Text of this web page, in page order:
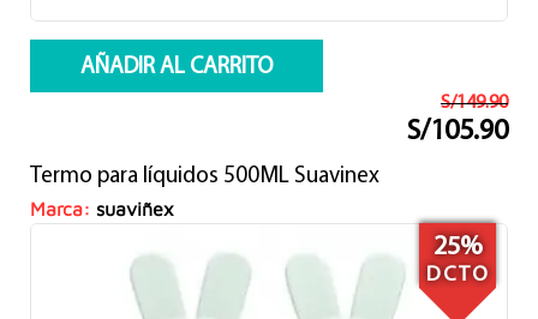
AÑADIR AL CARRITO
S/149.90
original
S/149.90.
S/105.90
actual
S/105.90.
Termo para líquidos 500ML Suavinex
Marca: suaviñex
25%
DCTO